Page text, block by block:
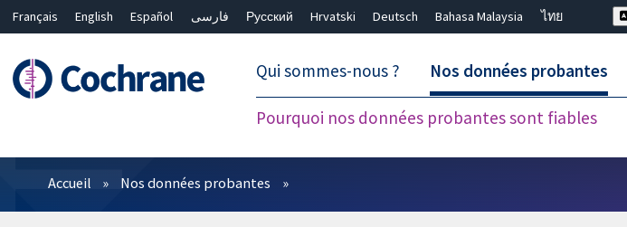
Français English Español فارسی Русский Hrvatski Deutsch Bahasa Malaysia
ไทย
Qui sommes-nous ? Nos données probantes
Pourquoi nos données probantes sont fiables
Filtres
Accueil Nos données probantes